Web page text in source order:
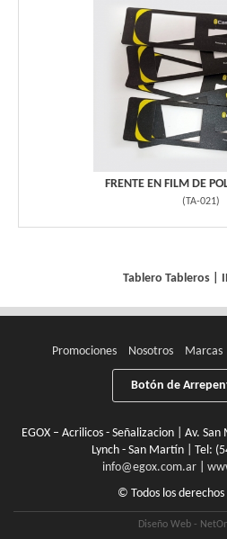
FRENTE EN FILM DE
(TA-021)
Tablero Tableros|
Promociones Nosotros Marcas
Botón de
EGOX – Acrilicos - Señalizacion | Av.
Lynch - San Martín | Tel:
info@egox.com.ar|
© Todos los derechos
Diseño Web -